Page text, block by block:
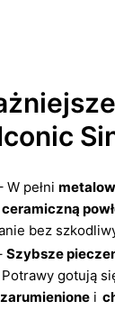
W pełni
ceramiczną
bez
Szybsze
Potrawy gotują
zarumienione i